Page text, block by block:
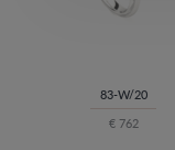
83-W/20
€ 762